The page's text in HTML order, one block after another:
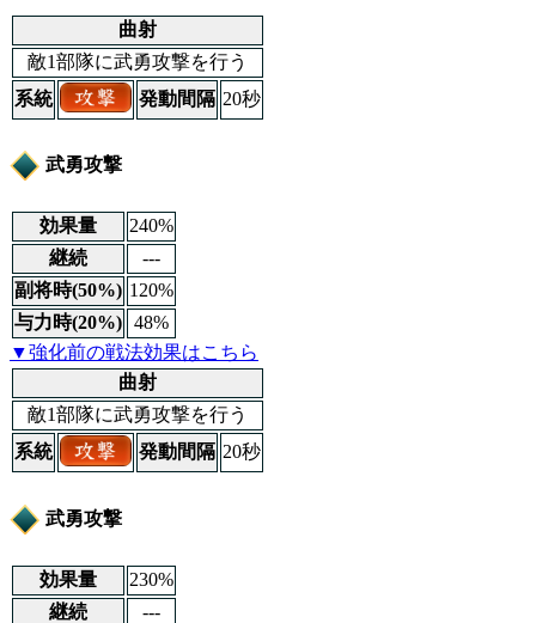
曲射
敵1部隊に武勇攻撃を行う
系統
発動間隔 20秒
武勇攻撃
効果量
240%
継続
---
副将時(50%) 120%
与力時(20%) 48%
▼強化前の戦法効果はこちら
曲射
敵1部隊に武勇攻撃を行う
系統
発動間隔 20秒
武勇攻撃
効果量
230%
継続
---